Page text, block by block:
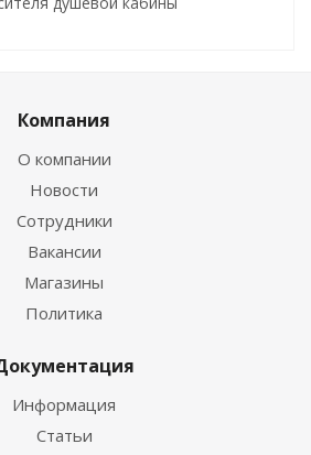
Компания
О компании
Новости
Сотрудники
Вакансии
Магазины
Политика
Информация
Статьи